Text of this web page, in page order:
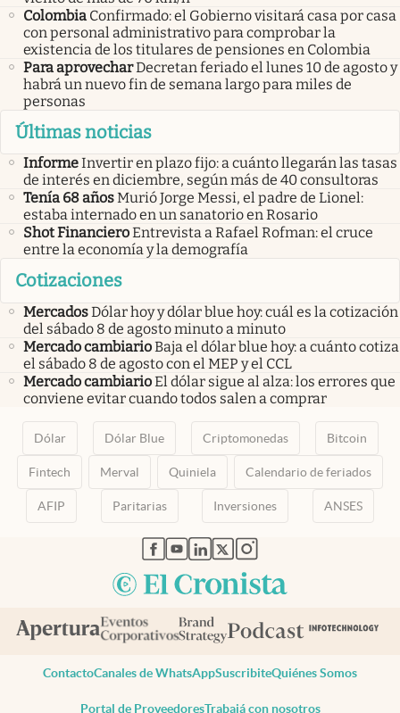
Colombia Confirmado: el Gobierno visitará casa por casa
con personal administrativo para comprobar la
existencia de los titulares de pensiones en Colombia
Para aprovecharDecretan feriado el lunes 10 de agosto y
habrá un nuevo fin de semana largo para miles de
personas
Últimas noticias
InformeInvertir en plazo fijo: a cuánto llegarán las tasas
de interés en diciembre, según más de 40 consultoras
Tenía 68 añosMurió Jorge Messi, el padre de Lionel:
estaba internado en un sanatorio en Rosario
Shot FinancieroEntrevista a Rafael Rofman: el cruce
entre la economía y la demografía
Cotizaciones
MercadosDólar hoy y dólar blue hoy: cuál es la cotización
del sábado 8 de agosto minuto a minuto
Mercado cambiarioBaja el dólar blue hoy: a cuánto cotiza
el sábado 8 de agosto con el MEP y el CCL
Mercado cambiarioEl dólar sigue al alza: los errores que
conviene evitar cuando todos salen a comprar
Dólar Dólar Blue Criptomonedas Bitcoin
Fintech Merval Quiniela Calendario de feriados
AFIP Paritarias Inversiones ANSES
abre en nueva pestaña
abre en nueva pestaña
abre en nueva pestaña
abre en nueva pestaña
abre en nueva pestaña
ContactoCanales de WhatsAppSuscribiteQuiénes Somos
Portal de ProveedoresTrabajá con nosotros